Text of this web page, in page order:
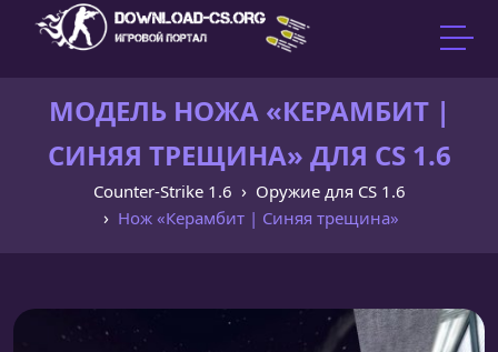
МОДЕЛЬ НОЖА «КЕРАМБИТ |
СИНЯЯ ТРЕЩИНА» ДЛЯ CS 1.6
Counter-Strike 1.6
Оружие для CS 1.6
Нож «Керамбит | Синяя трещина»